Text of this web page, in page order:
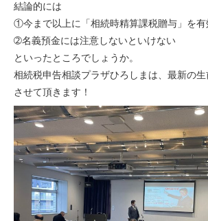
結論的には
①今まで以上に「相続時精算課税贈与」を
➁名義預金には注意しないといけない
といったところでしょうか。
相続税申告相談プラザひろしま は、最新の
させて頂きます！